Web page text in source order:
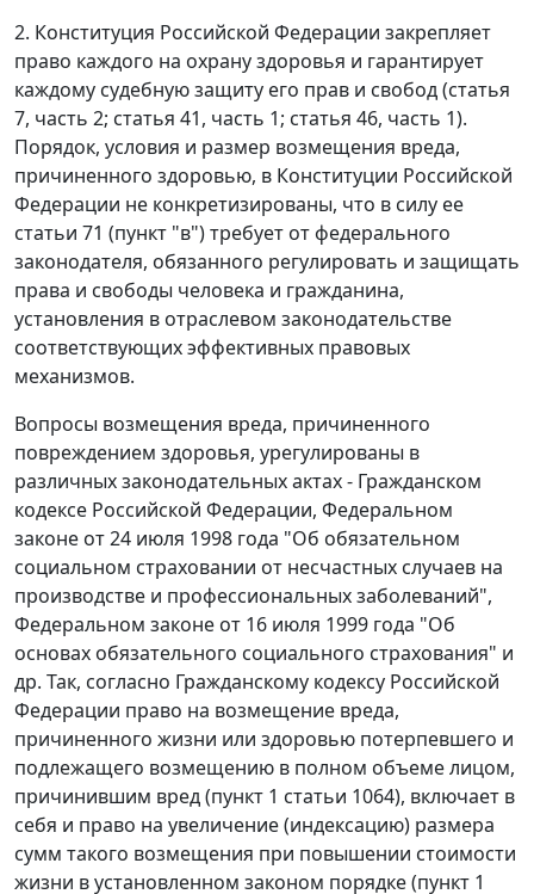
2. Конституция Российской Федерации закрепляет
право каждого на охрану здоровья и гарантирует
каждому судебную защиту его прав и свобод (статья
7, часть 2; статья 41, часть 1; статья 46, часть 1).
Порядок, условия и размер возмещения вреда,
причиненного здоровью, в Конституции Российской
Федерации не конкретизированы, что в силу ее
статьи 71 (пункт "в")требует от федерального
законодателя, обязанного регулировать и защищать
права и свободы человека и гражданина,
установления в отраслевом законодательстве
соответствующих эффективных правовых
механизмов.
Вопросы возмещения вреда, причиненного
повреждением здоровья, урегулированы в
различных законодательных актах - Гражданском
кодексе Российской Федерации, Федеральном
законе от 24 июля 1998 года "Об обязательном
социальном страховании от несчастных случаев на
производстве и профессиональных заболеваний",
Федеральном законе от 16 июля 1999 года "Об
основах обязательного социального страхования" и
др. Так, согласно Гражданскому кодексу Российской
Федерации право на возмещение вреда,
причиненного жизни или здоровью потерпевшего и
подлежащего возмещению в полном объеме лицом,
причинившим вред (пункт 1 статьи 1064), включает в
себя и право на увеличение (индексацию) размера
сумм такого возмещения при повышении стоимости
жизни в установленном законом порядке (пункт 1